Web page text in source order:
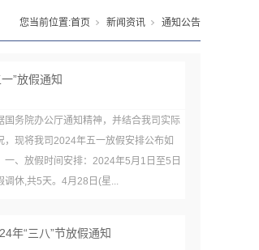
您当前位置:首页 新闻资讯 通知公告
一”放假通知
国务院办公厅通知精神，并结合我司实际
，现将我司2024年五一放假安排公布如
一、放假时间安排：2024年5月1日至5日
调休,共5天。4月28日(星...
年“三八”节放假通知